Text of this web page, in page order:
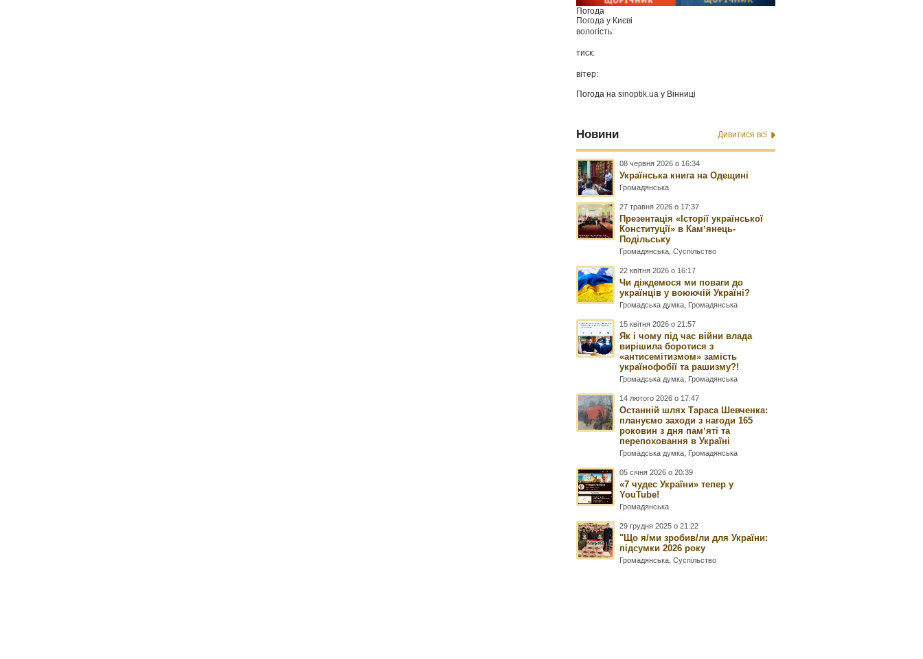
Погода
Погода у Києві
вологість:
тиск:
вітер:
Погода наsinoptik.ua у Вінниці
Новини Дивитися всі
08 червня 2026 о 16:34
Українська книга на Одещині
Громадянська
27 травня 2026 о 17:37
Презентація «Історії української
Конституції» в Камʼянець-
Подільську
Громадянська ,Суспільство
22 квітня 2026 о 16:17
Чи діждемося ми поваги до
українців у воюючій Україні?
Громадська думка Громадянська
15 квітня 2026 о 21:57
Як і чому під час війни влада
вирішила боротися з
«антисемітизмом» замість
українофобії та рашизму?!
Громадська думка Громадянська
14 лютого 2026 о 17:47
Останній шлях Тараса Шевченка:
плануємо заходи з нагоди 165
роковин з дня памʼяті та
перепоховання в Україні
Громадська думка Громадянська
05 січня 2026 о 20:39
«7 чудес України» тепер у
YouTube!
Громадянська
29 грудня 2025 о 21:22
"Що я/ми зробив/ли для України:
підсумки 2026 року
Громадянська ,Суспільство